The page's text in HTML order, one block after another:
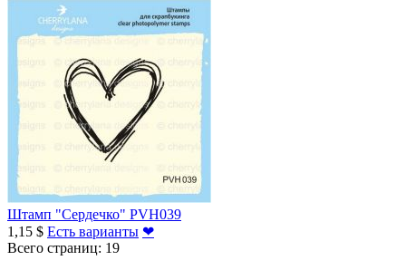
Штамп "Сердечко" PVH039
1,15 $ Есть варианты ❤
Всего страниц: 19